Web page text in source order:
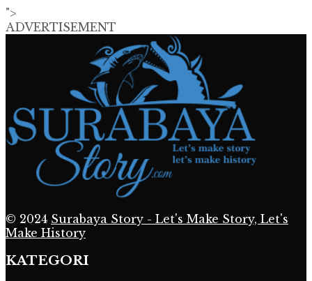
">
ADVERTISEMENT
© 2024 Surabaya Story - Let's Make Story, Let's
Make History
KATEGORI